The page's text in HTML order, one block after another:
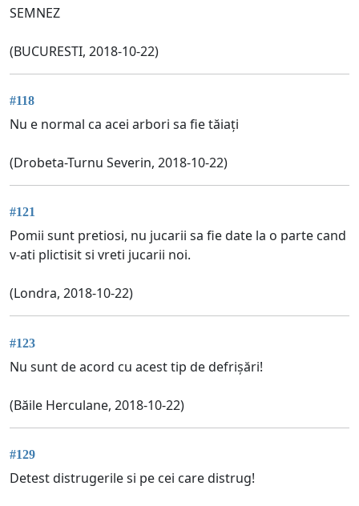
SEMNEZ
(BUCURESTI, 2018-10-22)
#118
Nu e normal ca acei arbori sa fie tăiați
(Drobeta-Turnu Severin, 2018-10-22)
#121
Pomii sunt pretiosi, nu jucarii sa fie date la o parte cand
v-ati plictisit si vreti jucarii noi.
(Londra, 2018-10-22)
#123
Nu sunt de acord cu acest tip de defrișări!
(Băile Herculane, 2018-10-22)
#129
Detest distrugerile si pe cei care distrug!